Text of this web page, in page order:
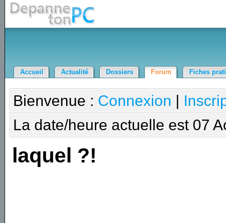
Accueil Actualité Dossiers Forum Fiches
Bienvenue : Connexion |
La date/heure actuelle est 07
laquel ?!